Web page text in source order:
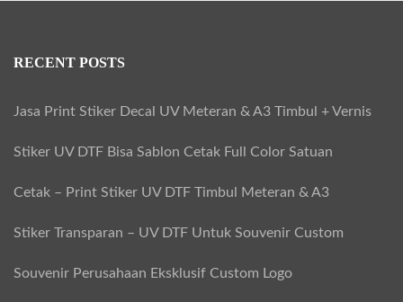
RECENT POSTS
Jasa Print Stiker Decal UV Meteran & A3 Timbul + Vernis
Stiker UV DTF Bisa Sablon Cetak Full Color Satuan
Cetak – Print Stiker UV DTF Timbul Meteran & A3
Stiker Transparan – UV DTF Untuk Souvenir Custom
Souvenir Perusahaan Eksklusif Custom Logo